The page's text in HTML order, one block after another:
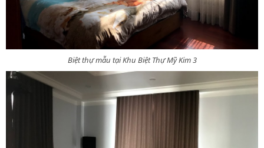
Biệt thự mẫu tại Khu Biệt Thự Mỹ Kim 3